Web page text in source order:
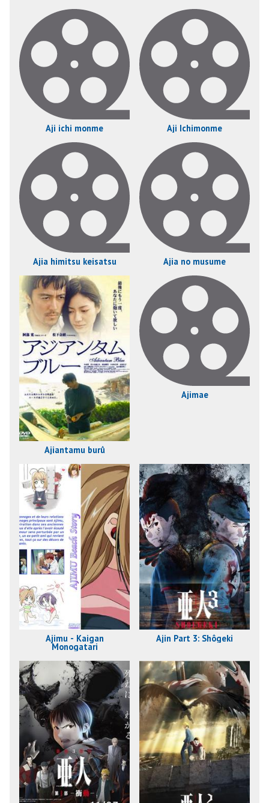
Aji ichi monme Aji Ichimonme
Ajia himitsu keisatsu Ajia no musume
Ajiantamu burû
Ajimae
Ajimu - Kaigan
Monogatari
Ajin Part 3: Shôgeki